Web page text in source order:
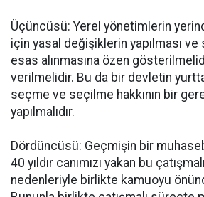
Üçüncüsü: Yerel yönetimlerin
için yasal değişiklerin yapılması
esas alınmasına özen
verilmelidir. Bu da bir devletin
seçme ve seçilme hakkının bir
yapılmalıdır.
Dördüncüsü: Geçmişin bir
40 yıldır canımızı yakan bu
nedenleriyle birlikte kamuoyu